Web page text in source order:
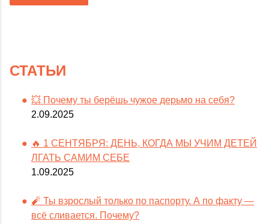
СТАТЬИ
💥 Почему ты берёшь чужое дерьмо на себя?
2.09.2025
🔥 1 СЕНТЯБРЯ: ДЕНЬ, КОГДА МЫ УЧИМ ДЕТЕЙ
ЛГАТЬ САМИМ СЕБЕ
1.09.2025
🧨 Ты взрослый только по паспорту. А по факту —
всё сливается. Почему?